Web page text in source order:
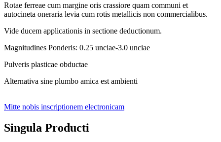
Rotae ferreae cum margine oris crassiore quam communi et
autocineta oneraria levia cum rotis metallicis non commercialibus.
Vide ducem applicationis in sectione deductionum.
Magnitudines Ponderis: 0.25 unciae-3.0 unciae
Pulveris plasticae obductae
Alternativa sine plumbo amica est ambienti
Mitte nobis inscriptionem electronicam
Singula Producti